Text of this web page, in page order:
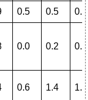
0.5 0.5 0.6
0.0 0.2 0.5
0.6 1.4 1.2